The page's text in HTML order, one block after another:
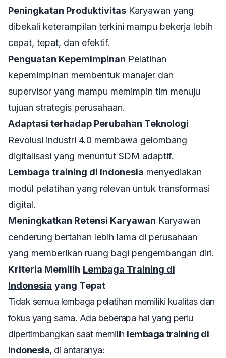
Peningkatan Produktivitas Karyawan yang
dibekali keterampilan terkini mampu bekerja lebih
cepat, tepat, dan efektif.
Penguatan Kepemimpinan Pelatihan
kepemimpinan membentuk manajer dan
supervisor yang mampu memimpin tim menuju
tujuan strategis perusahaan.
Adaptasi terhadap Perubahan Teknologi
Revolusi industri 4.0 membawa gelombang
digitalisasi yang menuntut SDM adaptif.
Lembaga training di Indonesia menyediakan
modul pelatihan yang relevan untuk transformasi
digital.
Meningkatkan Retensi Karyawan Karyawan
cenderung bertahan lebih lama di perusahaan
yang memberikan ruang bagi pengembangan diri.
Kriteria Memilih Lembaga Training di
Indonesia yang Tepat
Tidak semua lembaga pelatihan memiliki kualitas dan
fokus yang sama. Ada beberapa hal yang perlu
dipertimbangkan saat memilih lembaga training di
Indonesia, di antaranya: